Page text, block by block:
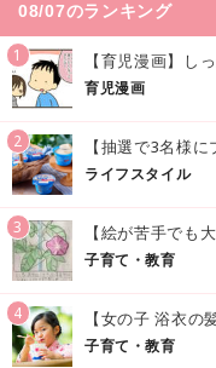
08/07のランキング
1 【育児漫画】し
育児漫画
2
ライフスタイル
3
子育て・教育
4
子育て・教育